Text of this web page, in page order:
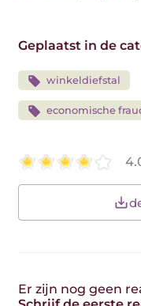
Geplaatst in de
winkeldiefstal
economische
Er zijn nog geen